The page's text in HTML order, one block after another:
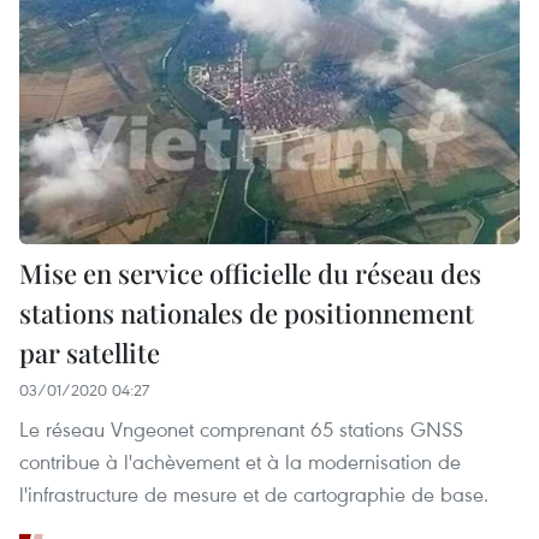
Mise en service officielle du réseau des
stations nationales de positionnement
par satellite
03/01/2020 04:27
Le réseau Vngeonet comprenant 65 stations GNSS
contribue à l'achèvement et à la modernisation de
l'infrastructure de mesure et de cartographie de base.